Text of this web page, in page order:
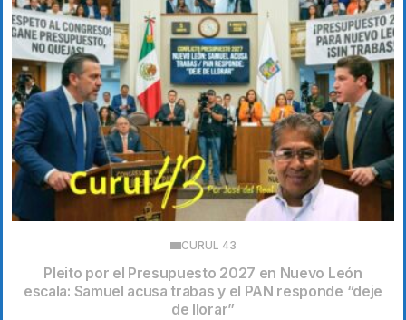
CURUL 43
Pleito por el Presupuesto 2027 en Nuevo León
escala: Samuel acusa trabas y el PAN responde “deje
de llorar”